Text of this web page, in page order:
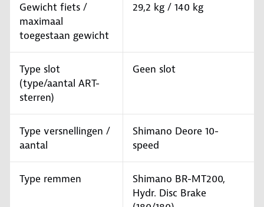
Gewicht fiets /
maximaal
toegestaan gewicht
29,2 kg / 140 kg
Type slot
(type/aantal ART-
sterren)
Geen slot
Type versnellingen /
aantal
Shimano Deore 10-
speed
Type remmen
Shimano BR-MT200,
Hydr. Disc Brake